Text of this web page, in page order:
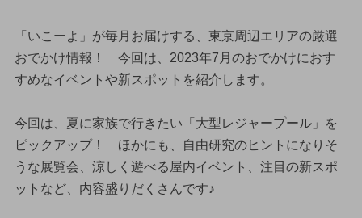
「いこーよ」が毎月お届けする、東京周辺エリアの厳選
おでかけ情報！ 今回は、2023年7月のおでかけにおす
すめなイベントや新スポットを紹介します。
今回は、夏に家族で行きたい「大型レジャープール」を
ピックアップ！ ほかにも、自由研究のヒントになりそ
うな展覧会、涼しく遊べる屋内イベント、注目の新スポ
ットなど、内容盛りだくさんです♪